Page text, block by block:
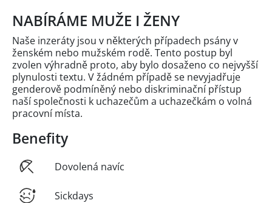
NABÍRÁME MUŽE I ŽENY
Naše inzeráty jsou v některých případech psány v
ženském nebo mužském rodě. Tento postup byl
zvolen výhradně proto, aby bylo dosaženo co nejvyšší
plynulosti textu. V žádném případě se nevyjadřuje
genderově podmíněný nebo diskriminační přístup
naší společnosti k uchazečům a uchazečkám o volná
pracovní místa.
Benefity
Dovolená navíc
Sickdays